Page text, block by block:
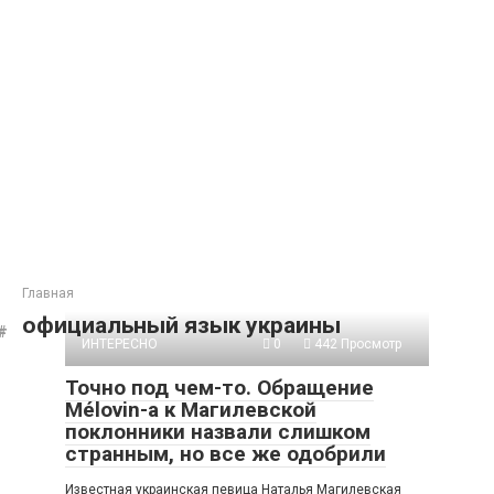
Главная
официальный язык украины
ИНТЕРЕСНО 0 442 Просмотр
Точно под чем-то. Обращение
Mélovin-а к Магилевской
поклонники назвали слишком
странным, но все же одобрили
Известная украинская певица Наталья Магилевская